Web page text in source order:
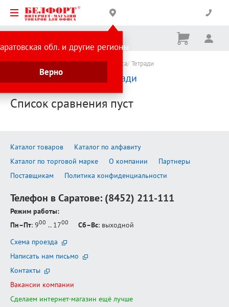
обл. и другие регионы
Верно
Корзина
Ничего
Каталог товаров Канцтовары для офиса Тетради
Сравнение товаров: Тетради
Список сравнения пуст
Каталог товаров
Каталог по алфавиту
Каталог по торговой марке
О компании
Партнеры
Поставщикам
Политика конфиденциальности
Телефон в Саратове: (8452) 211-111
Режим работы:
Пн–Пт: 900 .. 1700 Сб–Вс: выходной
Схема проезда
Написать нам письмо
Контакты
Вакансии компании
Сделаем интернет-магазин ещё лучше